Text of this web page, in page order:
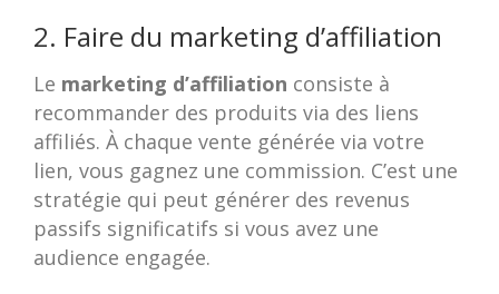
2. Faire du marketing d’affiliation
Le marketing d’affiliation consiste à
recommander des produits via des liens
affiliés. À chaque vente générée via votre
lien, vous gagnez une commission. C’est une
stratégie qui peut générer des revenus
passifs significatifs si vous avez une
audience engagée.